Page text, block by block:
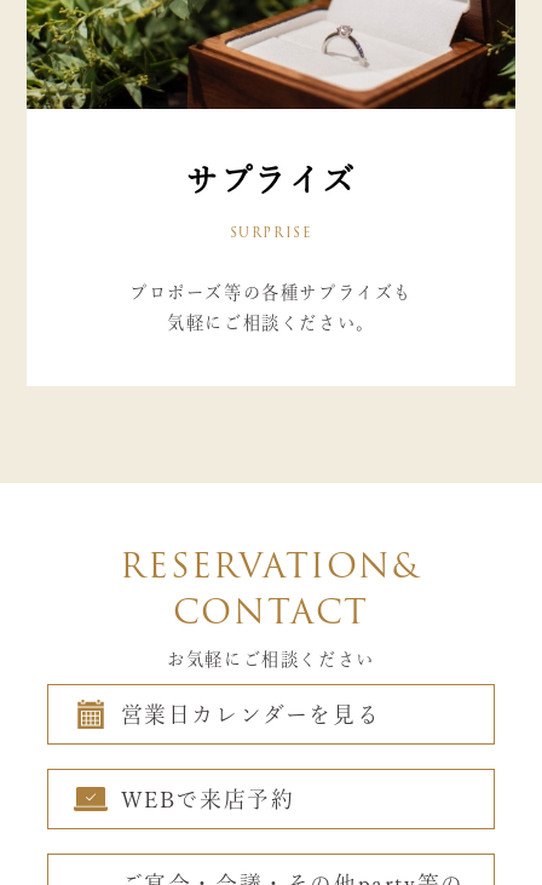
サプライズ
SURPRISE
プロポーズ等の各種サプライズも
気軽にご相談ください。
RESERVATION&
CONTACT
お気軽にご相談ください
営業日カレンダーを見る
WEBで来店予約